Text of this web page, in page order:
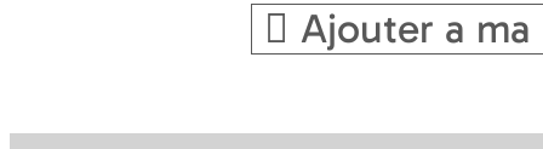
Ajouter a